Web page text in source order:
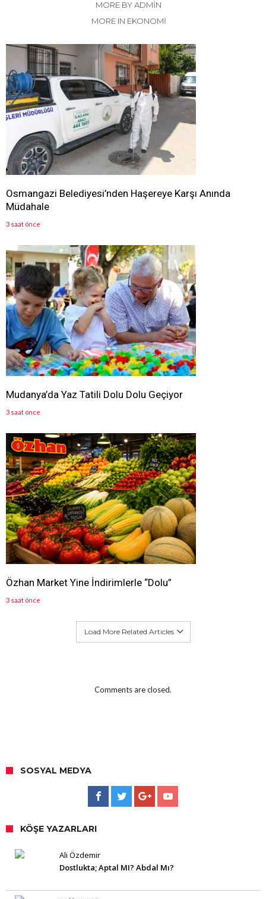
MORE BY ADMIN
MORE IN EKONOMİ
Osmangazi Belediyesi’nden Haşereye Karşı Anında
Müdahale
3 saat önce
Mudanya’da Yaz Tatili Dolu Dolu Geçiyor
3 saat önce
Özhan Market Yine İndirimlerle “Dolu”
3 saat önce
Load More Related Articles
Comments are closed.
SOSYAL MEDYA
KÖŞE YAZARLARI
Ali Özdemir
Dostlukta; Aptal MI? Abdal Mı?